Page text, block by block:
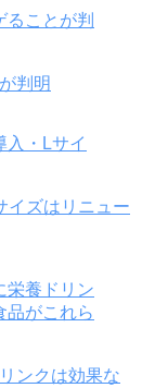
判明
イズはリニュー
ンクは効果な